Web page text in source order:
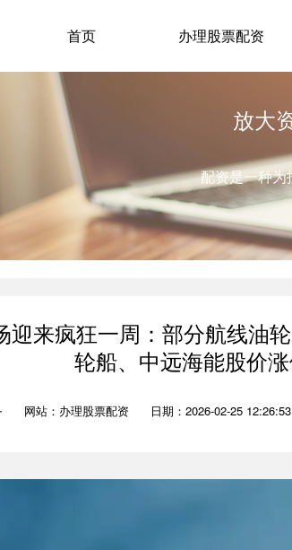
首页 办理股票配资
放大
配资是一种为
迎来疯狂一周：部分航线油
轮船、中远海能股价
网站：办理股票配资 日期：2026-02-25 12:26:53